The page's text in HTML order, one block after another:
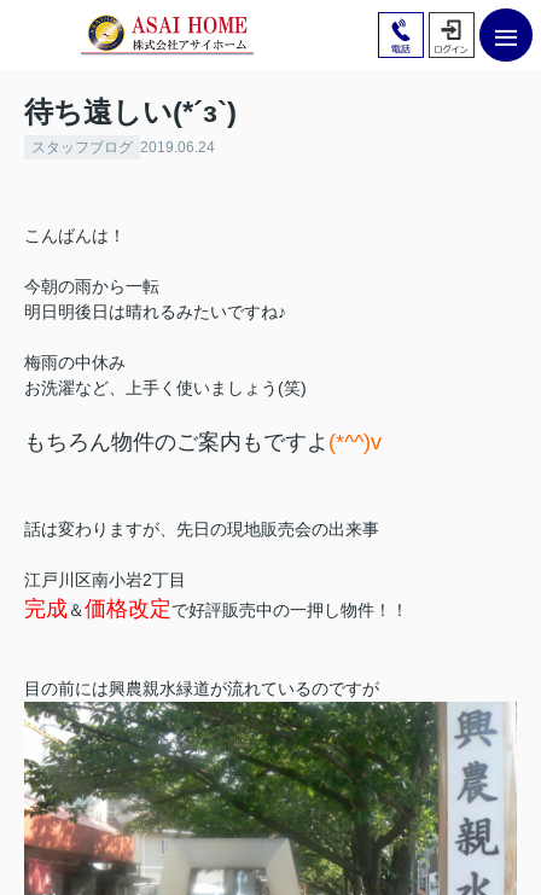
待ち遠しい(*´з`)
スタッフブログ 2019.06.24
こんばんは！
今朝の雨から一転
明日明後日は晴れるみたいですね♪
梅雨の中休み
お洗濯など、上手く使いましょう(笑)
もちろん物件のご案内もですよ (*^^)v
話は変わりますが、先日の現地販売会の出来事
江戸川区南小岩2丁目
完成＆価格改定で好評販売中の一押し物件！！
目の前には興農親水緑道が流れているのですが